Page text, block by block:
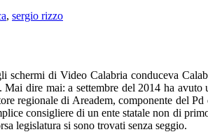
, sergio rizzo
di Video Calabria conduceva
dire mai: a settembre del 2014 ha
regionale di Areadem, componente del
consigliere di un ente statale non di
legislatura si sono trovati senza seggio.